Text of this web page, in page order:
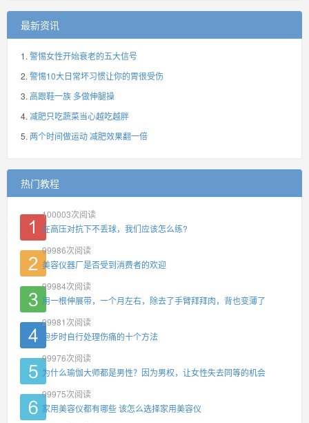
最新资讯
警惕女性开始衰老的五大信号
警惕10大日常坏习惯让你的胃很受伤
高跟鞋一族 多做伸腿操
减肥只吃蔬菜当心越吃越胖
两个时间做运动 减肥效果翻一倍
热门教程
100003次阅读
在高压对抗下不丢球，我们应该怎么练?
99986次阅读
美容仪器厂是否受到消费者的欢迎
99984次阅读
用一根伸展带，一个月左右，除去了手臂拜拜肉，背也变薄了
99981 次阅读
跑步时自行处理伤痛的十个方法
99976次阅读
为什么瑜伽大师都是男性？因为男权，让女性失去同等的机会
99975次阅读
家用美容仪都有哪些 该怎么选择家用美容仪